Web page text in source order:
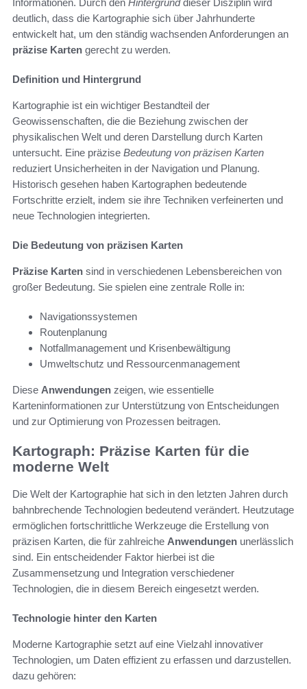
deutlich, dass die Kartographie sich über Jahrhunderte
entwickelt hat, um den ständig wachsenden Anforderungen an
präzise Karten gerecht zu werden.
Definition und Hintergrund
Kartographie ist ein wichtiger Bestandteil der
Geowissenschaften, die die Beziehung zwischen der
physikalischen Welt und deren Darstellung durch Karten
untersucht. Eine präzise Bedeutung von präzisen Karten
reduziert Unsicherheiten in der Navigation und Planung.
Historisch gesehen haben Kartographen bedeutende
Fortschritte erzielt, indem sie ihre Techniken verfeinerten und
neue Technologien integrierten.
Die Bedeutung von präzisen Karten
Präzise Karten sind in verschiedenen Lebensbereichen von
großer Bedeutung. Sie spielen eine zentrale Rolle in:
Navigationssystemen
Routenplanung
Notfallmanagement und Krisenbewältigung
Umweltschutz und Ressourcenmanagement
Diese Anwendungen zeigen, wie essentielle
Karteninformationen zur Unterstützung von Entscheidungen
und zur Optimierung von Prozessen beitragen.
Kartograph: Präzise Karten für die
moderne Welt
Die Welt der Kartographie hat sich in den letzten Jahren durch
bahnbrechende Technologien bedeutend verändert. Heutzutage
ermöglichen fortschrittliche Werkzeuge die Erstellung von
präzisen Karten, die für zahlreiche Anwendungen unerlässlich
sind. Ein entscheidender Faktor hierbei ist die
Zusammensetzung und Integration verschiedener
Technologien, die in diesem Bereich eingesetzt werden.
Technologie hinter den Karten
Moderne Kartographie setzt auf eine Vielzahl innovativer
Technologien, um Daten effizient zu erfassen und darzustellen.
dazu gehören: